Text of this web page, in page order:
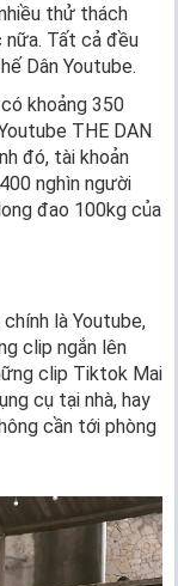
thử thách
Tất cả đều
Dân Youtube.
khoảng 350
THE DAN
đó, tài khoản
nghìn người
đao 100kg của
là Youtube,
clip ngắn lên
clip Tiktok Mai
cụ tại nhà, hay
cần tới phòng